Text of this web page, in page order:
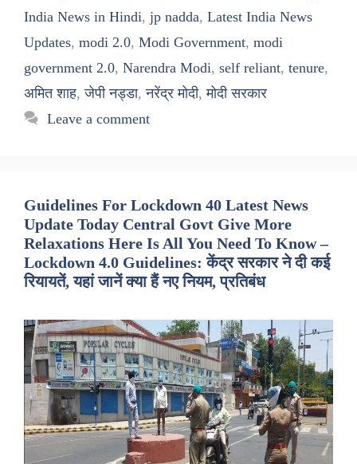
India News in Hindi, jp nadda, Latest India News
Updates, modi 2.0, Modi Government, modi
government 2.0, Narendra Modi, self reliant, tenure,
अमित शाह,जेपी नड्डा,नरेंद्र मोदी,मोदी सरकार
Leave a comment
Guidelines For Lockdown 40 Latest News
Update Today Central Govt Give More
Relaxations Here Is All You Need To Know –
Lockdown 4.0 Guidelines: केंद्र सरकार ने दी कई
रियायतें, यहां जानें क्या हैं नए नियम, प्रतिबंध